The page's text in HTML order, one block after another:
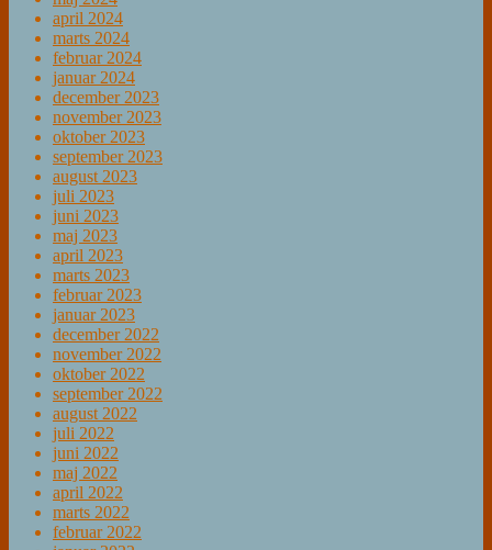
april 2024
marts 2024
februar 2024
januar 2024
december 2023
november 2023
oktober 2023
september 2023
august 2023
juli 2023
juni 2023
maj 2023
april 2023
marts 2023
februar 2023
januar 2023
december 2022
november 2022
oktober 2022
september 2022
august 2022
juli 2022
juni 2022
maj 2022
april 2022
marts 2022
februar 2022